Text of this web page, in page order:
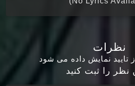
نظرات
تایید نمایش داده می شود
نظر را ثبت کنید